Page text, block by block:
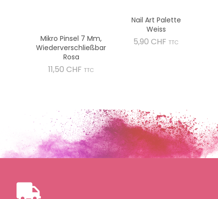
Mikro Pinsel 7 Mm,
Wiederverschließbar
Rosa
11,50 CHF Preis
TTC
Nail Art Palette
Weiss
5,90 CHF Preis
TTC